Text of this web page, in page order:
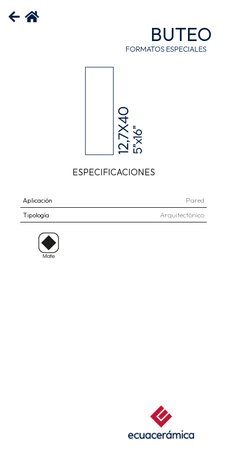
BUTEO
FORMATOS ESPECIALES
ESPECIFICACIONES
Aplicación
Pared
Tipología
Arquitectónico